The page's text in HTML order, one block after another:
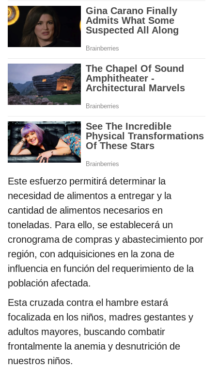
Este esfuerzo permitirá determinar la
necesidad de alimentos a entregar y la
cantidad de alimentos necesarios en
toneladas. Para ello, se establecerá un
cronograma de compras y abastecimiento por
región, con adquisiciones en la zona de
influencia en función del requerimiento de la
población afectada.
Esta cruzada contra el hambre estará
focalizada en los niños, madres gestantes y
adultos mayores, buscando combatir
frontalmente la anemia y desnutrición de
nuestros niños.